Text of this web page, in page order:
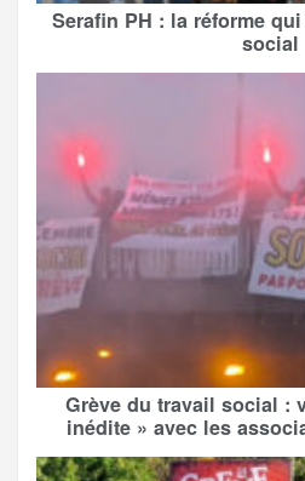
Serafin PH : la réforme
social
Grève du travail social :
inédite » avec les